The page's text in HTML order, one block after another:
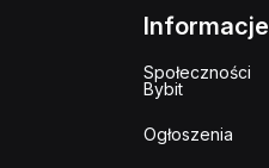
Informacje
Społeczności
Bybit
Ogłoszenia